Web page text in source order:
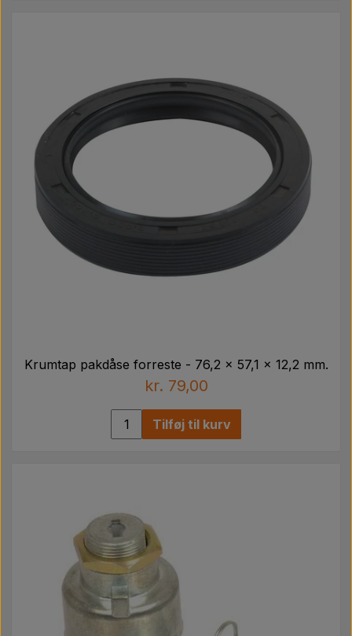
Krumtap pakdåse forreste - 76,2 x 57,1 x 12,2 mm.
kr. 79,00
Tilføj til kurv